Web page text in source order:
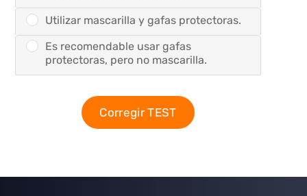
Utilizar mascarilla y gafas protectoras.
Es recomendable usar gafas
protectoras, pero no mascarilla.
Corregir TEST